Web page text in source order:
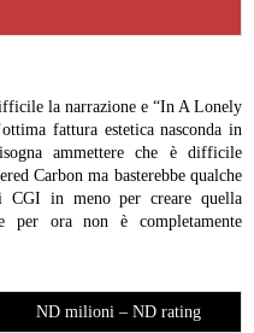
la narrazione e “In A Lonely
fattura estetica nasconda in
ammettere che è difficile
Carbon ma basterebbe qualche
in meno per creare quella
per ora non è completamente
ND milioni – ND rating